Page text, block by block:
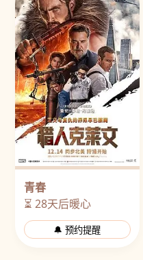
青春
⏳ 28天后暖心
🔔 预约提醒